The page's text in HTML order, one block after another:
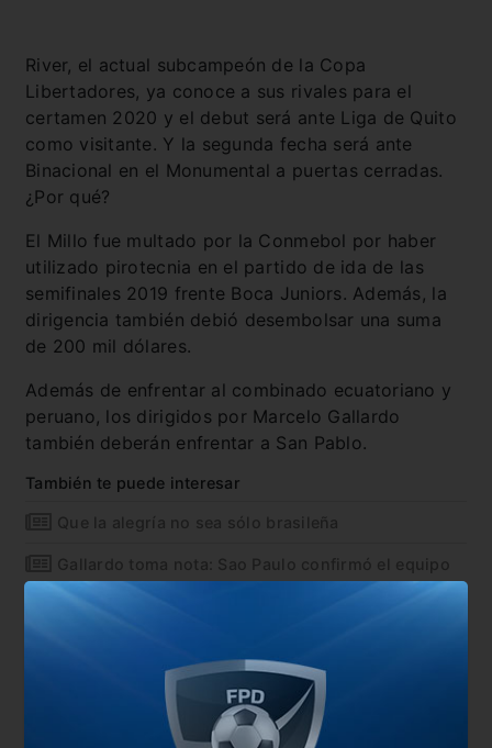
River, el actual subcampeón de la Copa
Libertadores, ya conoce a sus rivales para el
certamen 2020 y el debut será ante Liga de Quito
como visitante. Y la segunda fecha será ante
Binacional en el Monumental a puertas cerradas.
¿Por qué?
El Millo fue multado por la Conmebol por haber
utilizado pirotecnia en el partido de ida de las
semifinales 2019 frente Boca Juniors. Además, la
dirigencia también debió desembolsar una suma
de 200 mil dólares.
Además de enfrentar al combinado ecuatoriano y
peruano, los dirigidos por Marcelo Gallardo
también deberán enfrentar a San Pablo.
También te puede interesar
Que la alegría no sea sólo brasileña
Gallardo toma nota: Sao Paulo confirmó el equipo
Gallardo define al reemplazante de Casco para ir a
Gallardo evalúa el esquema para viajar a Brasil